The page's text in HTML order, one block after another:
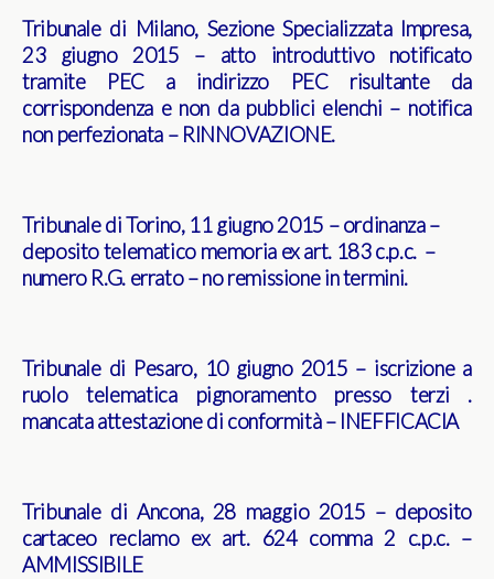
Tribunale di Milano, Sezione Specializzata Impresa,
23 giugno 2015 – atto introduttivo notificato
tramite PEC a indirizzo PEC risultante da
corrispondenza e non da pubblici elenchi – notifica
non perfezionata – RINNOVAZIONE.
Tribunale di Torino, 11 giugno 2015 – ordinanza –
deposito telematico memoria ex art. 183 c.p.c. –
numero R.G. errato – no remissione in termini.
Tribunale di Pesaro, 10 giugno 2015 – iscrizione a
ruolo telematica pignoramento presso terzi .
mancata attestazione di conformità – INEFFICACIA
Tribunale di Ancona, 28 maggio 2015 – deposito
cartaceo reclamo ex art. 624 comma 2 c.p.c. –
AMMISSIBILE